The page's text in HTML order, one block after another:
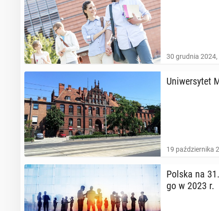
30 grudnia 2024,
Uni­wer­sy­tet
19 października
Polska na
go w 2023 r.